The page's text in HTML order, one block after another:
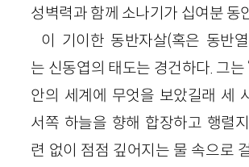
성벽력과 함께 소나기가 십여분 동
이 기이한 동반자살(혹은 동반
는 신동엽의 태도는 경건하다. 그는
안의 세계에 무엇을 보았길래 세
서쪽 하늘을 향해 합장하고 행렬
련 없이 점점 깊어지는 물 속으로